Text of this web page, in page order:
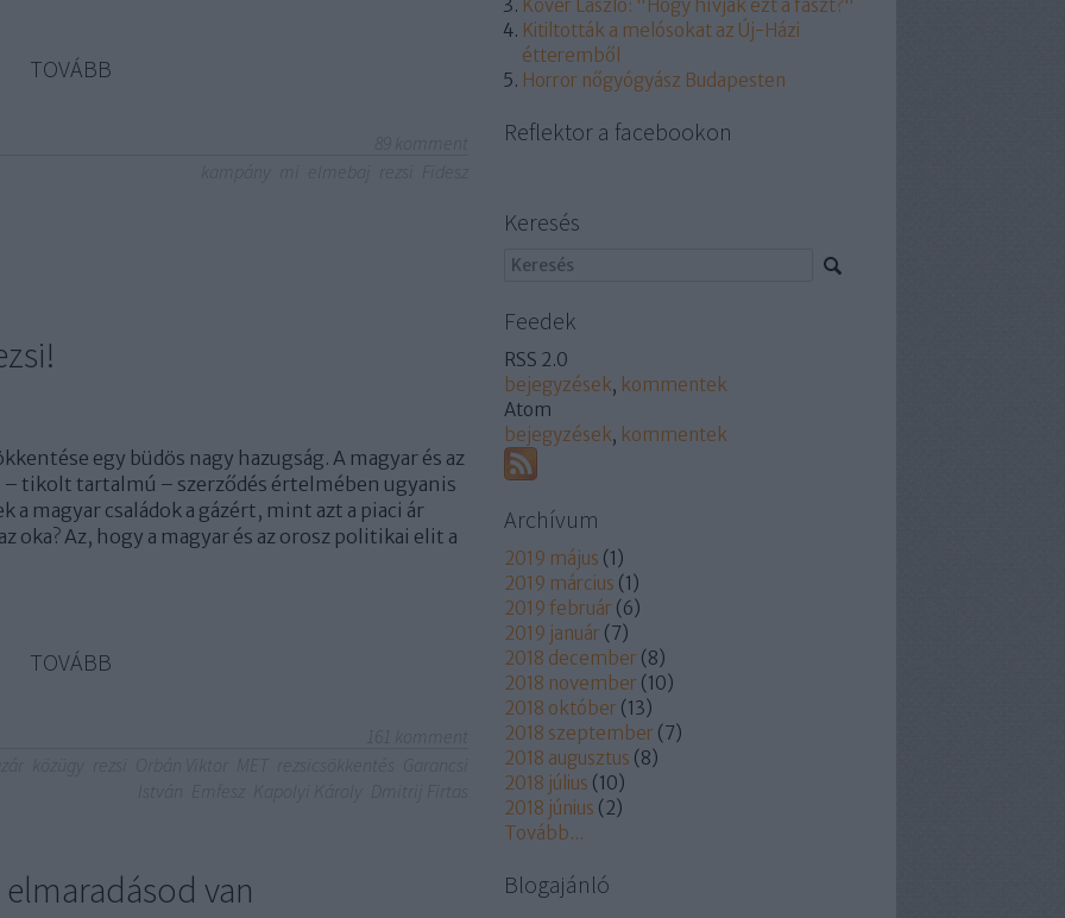
TOVÁBB
egy büdös nagy hazugság. A magyar és az
tikolt tartalmú – szerződés értelmében ugyanis
a magyar családok a gázért, mint azt a piaci ár
oka? Az, hogy a magyar és az orosz politikai elit a
TOVÁBB
van
Kövér László: "Hogy hívják ezt a faszt?"
Kitiltották a melósokat az Új-Házi
étteremből
Horror nőgyógyász Budapesten
Reflektor a facebookon
Keresés
Feedek
RSS 2.0
bejegyzések, kommentek
Atom
bejegyzések, kommentek
Archívum
2019 május (1)
2019 március (1)
2019 február (6)
2019 január (7)
2018 december (8)
2018 november (10)
2018 október (13)
2018 szeptember (7)
2018 augusztus (8)
2018 július (10)
2018 június (2)
Tovább...
Blogajánló